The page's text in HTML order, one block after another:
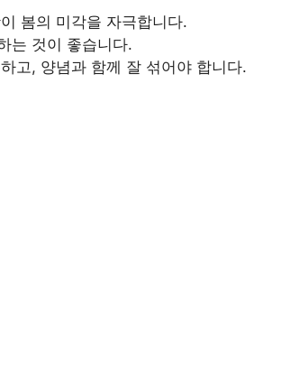
봄의 미각을 자극합니다.
는 것이 좋습니다.
고, 양념과 함께 잘 섞어야 합니다.